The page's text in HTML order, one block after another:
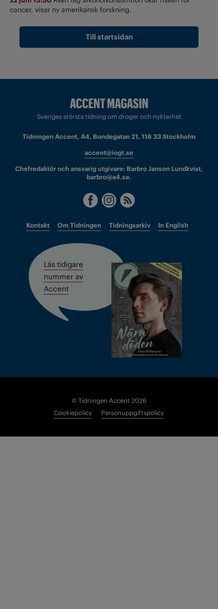
cancer, visar ny amerikansk forskning.
Till startsidan
Sveriges största tidning om droger och nykterhet
Tidningen Accent, A4, Bondegatan 21, 116 33 Stockholm
accent@iogt.se
Chefredaktör och ansvarig utgivare: Barbro Janson Lundkvist,
barbro@a4.se.
Kontakt Om Tidningen Tidningsarkiv In English
Läs tidigare
nummer av
Accent
© Tidningen Accent 2026
Cookiepolicy
Personuppgiftspolicy